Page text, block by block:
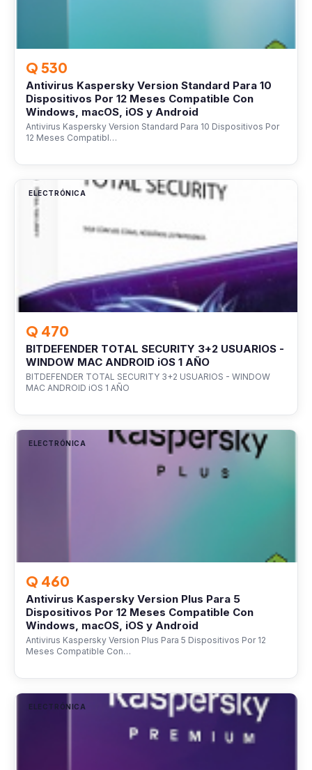
Q 530
Antivirus Kaspersky Version Standard Para 10
Dispositivos Por 12 Meses Compatible Con
Windows, macOS, iOS y Android
Antivirus Kaspersky Version Standard Para 10 Dispositivos Por
12 Meses Compatibl…
ELECTRÓNICA
Q 470
BITDEFENDER TOTAL SECURITY 3+2 USUARIOS -
WINDOW MAC ANDROID iOS 1 AÑO
BITDEFENDER TOTAL SECURITY 3+2 USUARIOS - WINDOW
MAC ANDROID iOS 1 AÑO
ELECTRÓNICA
Q 460
Antivirus Kaspersky Version Plus Para 5
Dispositivos Por 12 Meses Compatible Con
Windows, macOS, iOS y Android
Antivirus Kaspersky Version Plus Para 5 Dispositivos Por 12
Meses Compatible Con…
ELECTRÓNICA